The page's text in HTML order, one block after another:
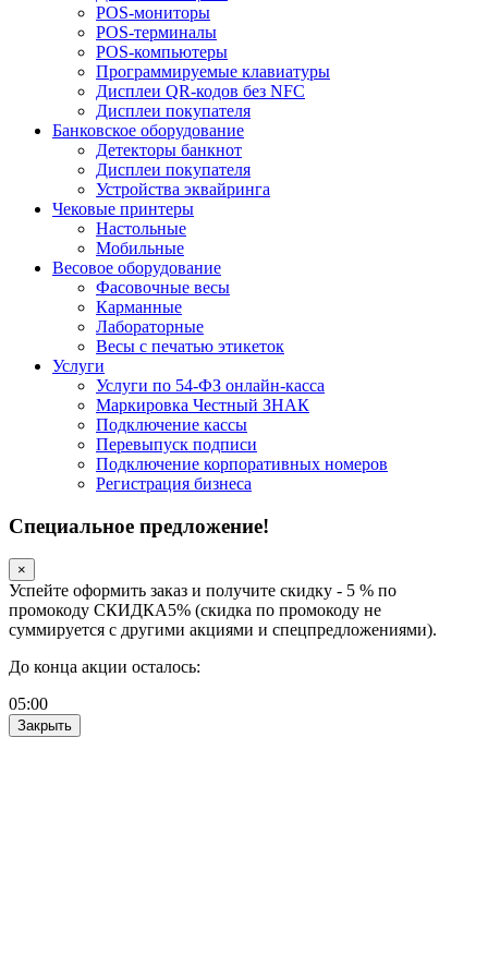
POS-мониторы
POS-терминалы
POS-компьютеры
Программируемые клавиатуры
Дисплеи QR-кодов без NFC
Дисплеи покупателя
Банковское оборудование
Детекторы банкнот
Дисплеи покупателя
Устройства эквайринга
Чековые принтеры
Настольные
Мобильные
Весовое оборудование
Фасовочные весы
Карманные
Лабораторные
Весы с печатью этикеток
Услуги
Услуги по 54-ФЗ онлайн-касса
Маркировка Честный ЗНАК
Подключение кассы
Перевыпуск подписи
Подключение корпоративных номеров
Регистрация бизнеса
Специальное предложение!
×
Успейте оформить заказ и получите скидку - 5 % по
промокоду СКИДКА5% (скидка по промокоду не
суммируется с другими акциями и спецпредложениями).
До конца акции осталось:
05:00
Закрыть